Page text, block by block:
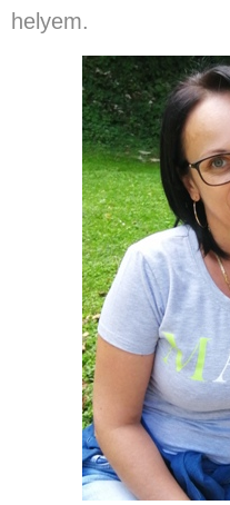
helyem.